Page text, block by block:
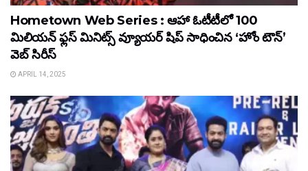
Hometown Web Series : ఆహా ఓటీటీలో 100
మిలియన్ ఫ్లస్ మినిట్స్ వ్యూయర్ షిప్ సాధించిన ‘హోం టౌన్’
వెబ్ సిరీస్
APRIL 14, 2025